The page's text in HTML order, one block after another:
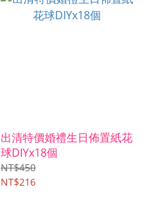
出清特價婚禮生日佈置紙花
球DIYx18個
NT$450
NT$216